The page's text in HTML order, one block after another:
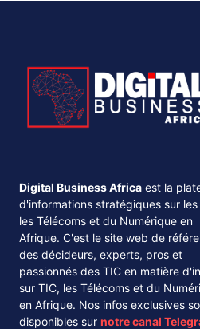
Digital Business Africa est la
d'informations stratégiques sur les
les Télécoms et du Numérique en
Afrique. C'est le site web de
des décideurs, experts, pros et
passionnés des TIC en matière
sur TIC, les Télécoms et du
en Afrique. Nos infos exclusives
disponibles sur notre canal